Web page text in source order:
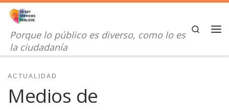
Saltar al contenido
Porque lo público es diverso, como lo es
la ciudadanía
Search
ACTUALIDAD
Medios de